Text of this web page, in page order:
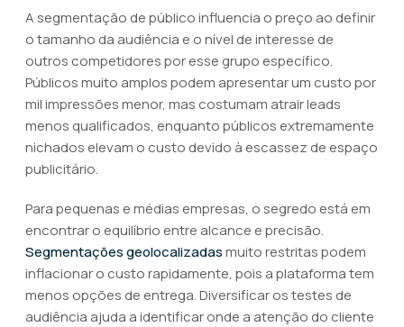
A segmentação de público influencia o preço ao definir
o tamanho da audiência e o nível de interesse de
outros competidores por esse grupo específico.
Públicos muito amplos podem apresentar um custo por
mil impressões menor, mas costumam atrair leads
menos qualificados, enquanto públicos extremamente
nichados elevam o custo devido à escassez de espaço
publicitário.
Para pequenas e médias empresas, o segredo está em
encontrar o equilíbrio entre alcance e precisão.
Segmentações geolocalizadasmuito restritas podem
inflacionar o custo rapidamente, pois a plataforma tem
menos opções de entrega. Diversificar os testes de
audiência ajuda a identificar onde a atenção do cliente